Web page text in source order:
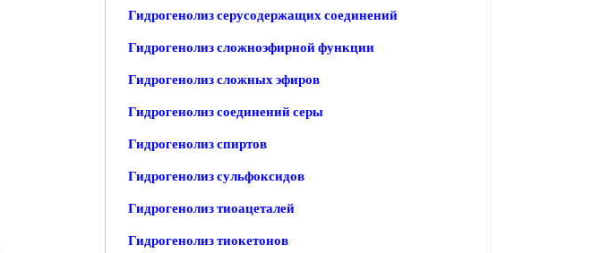
Гидрогенолиз серусодержащих соединений
Гидрогенолиз сложноэфирной функции
Гидрогенолиз сложных эфиров
Гидрогенолиз соединений серы
Гидрогенолиз спиртов
Гидрогенолиз сульфоксидов
Гидрогенолиз тиоацеталей
Гидрогенолиз тиокетонов